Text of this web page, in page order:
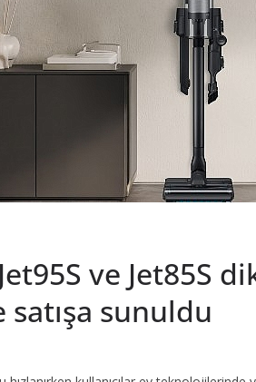
ve Jet85S
satışa sunuldu